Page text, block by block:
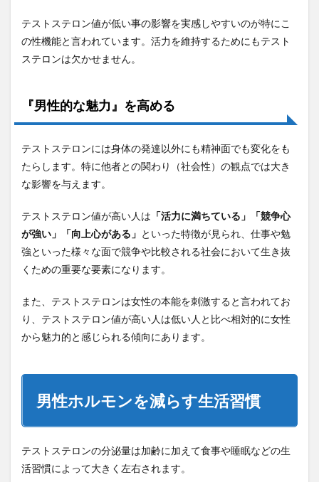
テストステロン値が低い事の影響を実感しやすいのが特にこ
の性機能と言われています。活力を維持するためにもテスト
ステロンは欠かせません。
『男性的な魅力』を高める
テストステロンには身体の発達以外にも精神面でも変化をも
たらします。特に他者との関わり（社会性）の観点では大き
な影響を与えます。
テストステロン値が高い人は 「活力に満ちている」「競争心
が強い」「向上心がある」 といった特徴が見られ、仕事や勉
強といった様々な面で競争や比較される社会において生き抜
くための重要な要素になります。
また、テストステロンは女性の本能を刺激すると言われてお
り、テストステロン値が高い人は低い人と比べ相対的に女性
から魅力的と感じられる傾向にあります。
男性ホルモンを減らす生活習慣
テストステロンの分泌量は加齢に加えて食事や睡眠などの生
活習慣によって大きく左右されます。